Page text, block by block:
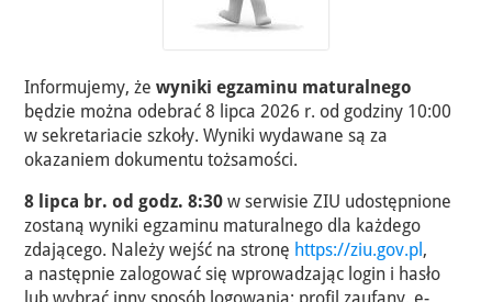
Informujemy, żewyniki egzaminu maturalnego
będzie można odebrać 8 lipca 2026 r. od godziny 10:00
w sekretariacie szkoły. Wyniki wydawane są za
okazaniem dokumentu tożsamości.
8 lipca br. od godz. 8:30 w serwisie ZIU udostępnione
zostaną wyniki egzaminu maturalnego dla każdego
zdającego. Należy wejść na stronę https://ziu.gov.pl ,
a następnie zalogować się wprowadzając login i hasło